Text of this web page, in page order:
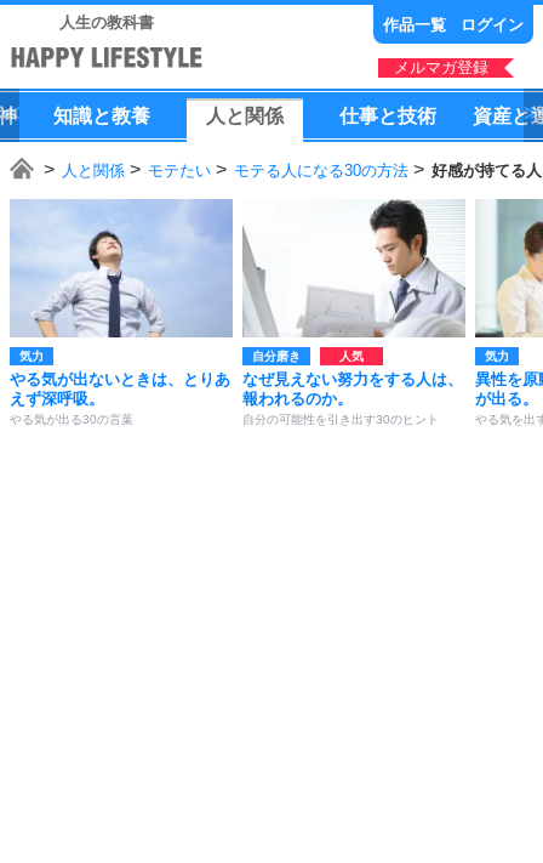
人生の教科書 作品一覧 ログイン
メルマガ登録
知識と教養 人 と 関係 仕事と技術 資産と
人と関係 モテたい モテる人になる30の方法 好感が持てる
気力
やる気が出ないときは、とりあ
えず深呼吸。
やる気が出る30の言葉
自分磨き
なぜ見えない努力をする人は、
報われるのか。
自分の可能性を引き出す30のヒント
気力
異性を原
が出る。
やる気を出